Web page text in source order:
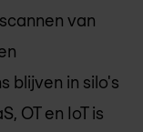
van
blijven in silo's
OT en IoT is